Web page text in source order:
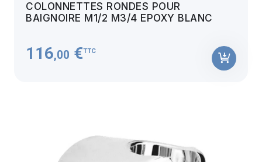
COLONNETTES RONDES POUR
BAIGNOIRE M1/2 M3/4 EPOXY BLANC
116,00 €TTC